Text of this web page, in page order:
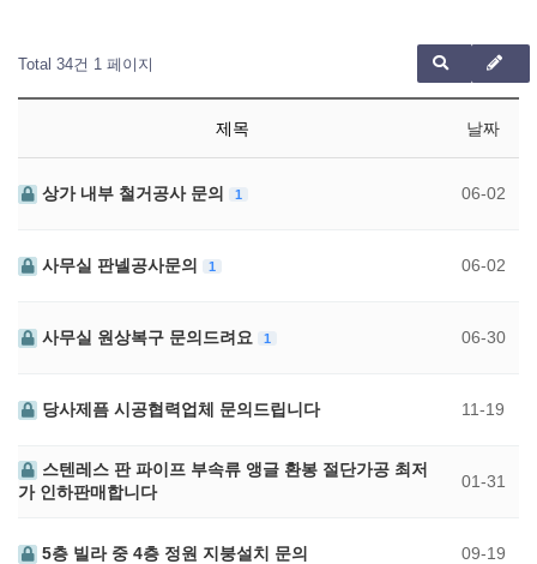
Total 34건 1 페이지
제목 날짜
상가 내부 철거공사 문의 1 06-02
사무실 판넬공사문의 1 06-02
사무실 원상복구 문의드려요 1 06-30
당사제픔 시공협력업체 문의드립니다 11-19
스텐레스 판 파이프 부속류 앵글 환봉 절단가공 최저
가 인하판매합니다
01-31
5층 빌라 중 4층 정원 지붕설치 문의 09-19